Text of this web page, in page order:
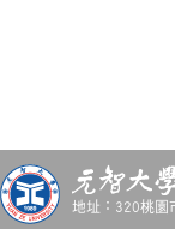
地址：320桃園